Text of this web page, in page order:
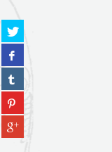
Partager
sur
twitter
(Nouvelle
fenêtre)
Partager
sur
facebook
(Nouvelle
fenêtre)
Partager
sur
tumblr
(Nouvelle
fenêtre)
Partager
sur
pinterest
(Nouvelle
Partager
sur